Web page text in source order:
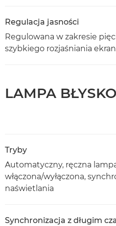
Regulacja jasności
Regulowana w zakresie
szybkiego rozjaśniania
LAMPA
Tryby
Automatyczny, ręczna
włączona/wyłączona,
naświetlania
Synchronizacja z długim